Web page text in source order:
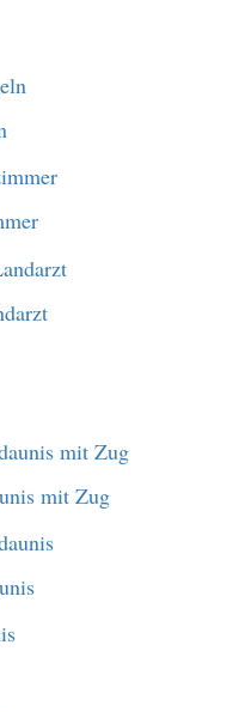
mit Zug